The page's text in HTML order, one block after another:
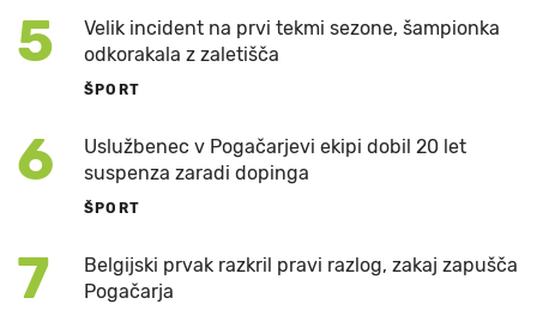
5
Velik incident na prvi tekmi sezone, šampionka
odkorakala z zaletišča
ŠPORT
6
Uslužbenec v Pogačarjevi ekipi dobil 20 let
suspenza zaradi dopinga
ŠPORT
7
Belgijski prvak razkril pravi razlog, zakaj zapušča
Pogačarja